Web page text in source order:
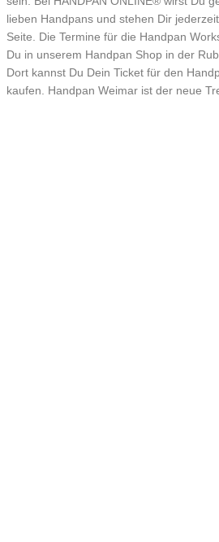
lieben Handpans und stehen Dir
Seite. Die Termine für die Handpan
Du in unserem Handpan Shop in der
Dort kannst Du Dein Ticket für den
kaufen. Handpan Weimar ist der neue